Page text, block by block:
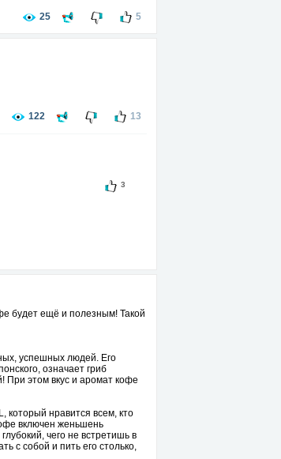
о ней бесполезно.
25 5
122 13
3
будет ещё и полезным! Такой
успешных людей. Его
означает гриб
При этом вкус и аромат кофе
нравится всем, кто
включен женьшень
чего не встретишь в
с собой и пить его столько,